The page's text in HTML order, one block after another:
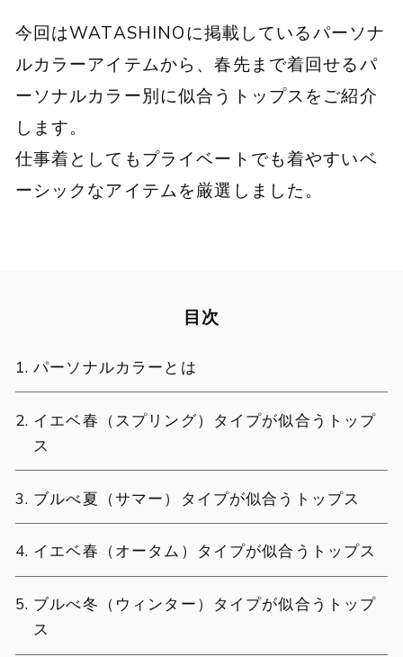
今回はWATASHINOに掲載しているパーソナ
ルカラーアイテムから、春先まで着回せるパ
ーソナルカラー別に似合うトップスをご紹介
します。
仕事着としてもプライベートでも着やすいベ
ーシックなアイテムを厳選しました。
目次
パーソナルカラーとは
イエベ春（スプリング）タイプが似合うトップ
ス
ブルべ夏（サマー）タイプが似合うトップス
イエベ春（オータム）タイプが似合うトップス
ブルべ冬（ウィンター）タイプが似合うトップ
ス